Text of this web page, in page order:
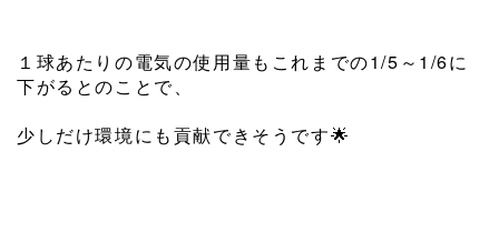
１球あたりの電気の使用量もこれまでの1/5～1/6に
下がるとのことで、
少しだけ環境にも貢献できそうです🌟